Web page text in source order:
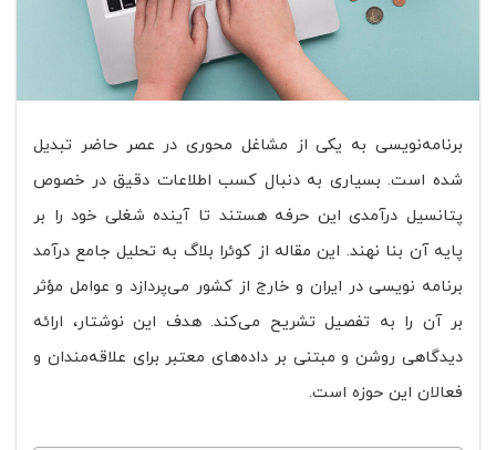
برنامه‌نویسی به یکی از مشاغل محوری در عصر حاضر تبدیل
شده است. بسیاری به دنبال کسب اطلاعات دقیق در خصوص
پتانسیل درآمدی این حرفه هستند تا آینده شغلی خود را بر
پایه آن بنا نهند. این مقاله از کوئرا بلاگ به تحلیل جامع درآمد
برنامه‌ نویسی در ایران و خارج از کشور می‌پردازد و عوامل مؤثر
بر آن را به تفصیل تشریح می‌کند. هدف این نوشتار، ارائه
دیدگاهی روشن و مبتنی بر داده‌های معتبر برای علاقه‌مندان و
فعالان این حوزه است.